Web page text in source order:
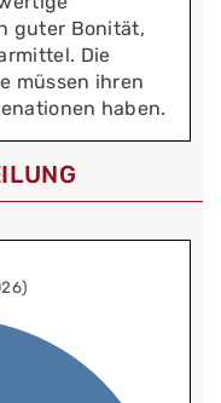
guter Bonität,
Die
müssen ihren
haben.